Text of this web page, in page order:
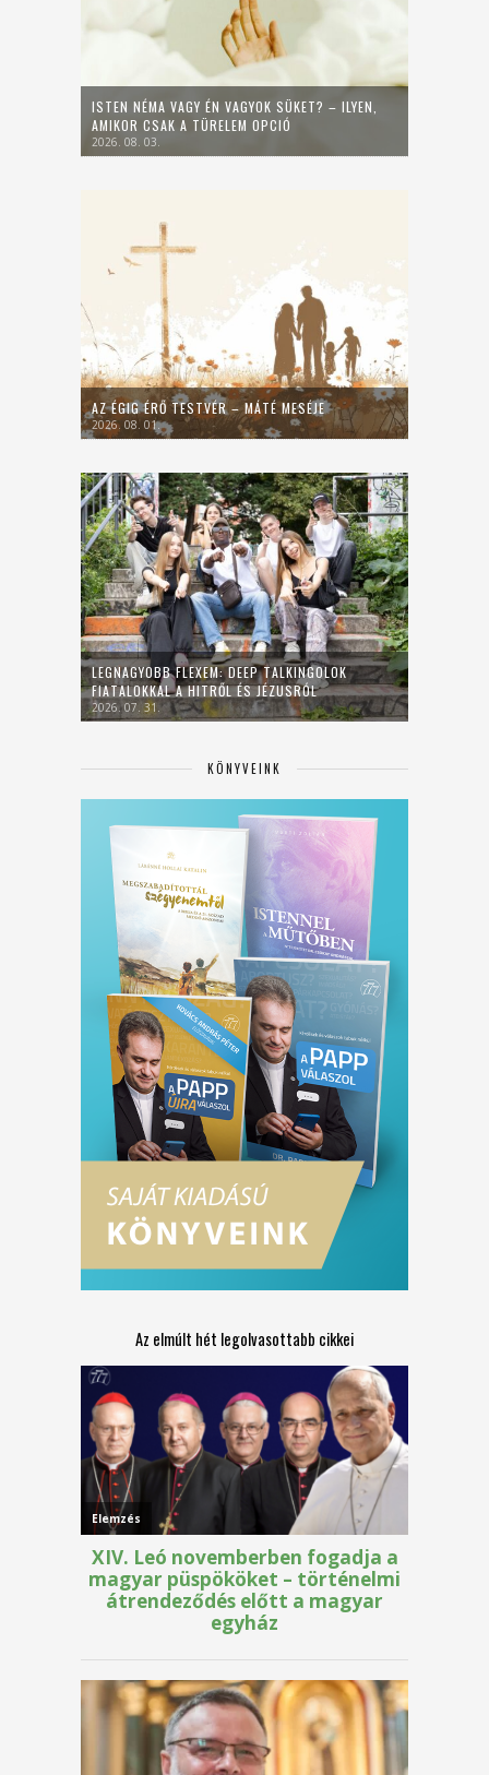
ISTEN NÉMA VAGY ÉN VAGYOK SÜKET? – ILYEN,
AMIKOR CSAK A TÜRELEM OPCIÓ
2026. 08. 03.
AZ ÉGIG ÉRŐ TESTVÉR – MÁTÉ MESÉJE
2026. 08. 01.
LEGNAGYOBB FLEXEM: DEEP TALKINGOLOK
FIATALOKKAL A HITRŐL ÉS JÉZUSRÓL
2026. 07. 31.
KÖNYVEINK
Az elmúlt hét legolvasottabb cikkei